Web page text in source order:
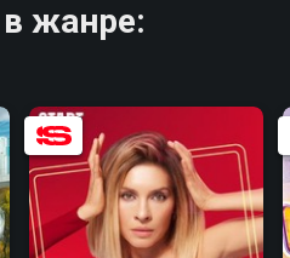
жанре: